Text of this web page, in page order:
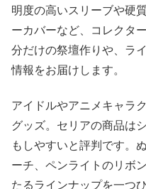
明度の高いスリーブや硬
ーカバーなど、コレクタ
分だけの祭壇作りや、ラ
情報をお届けします。
アイドルやアニメキャラ
グッズ。セリアの商品は
もしやすいと評判です。
ーチ、ペンライトのリボ
たるラインナップを一つ